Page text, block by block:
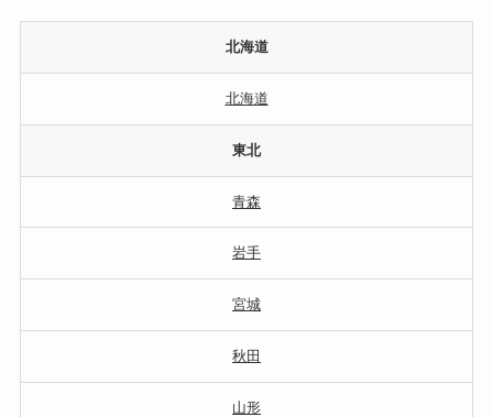
北海道
北海道
東北
青森
岩手
宮城
秋田
山形